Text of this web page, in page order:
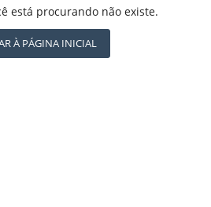
está procurando não existe.
À PÁGINA INICIAL